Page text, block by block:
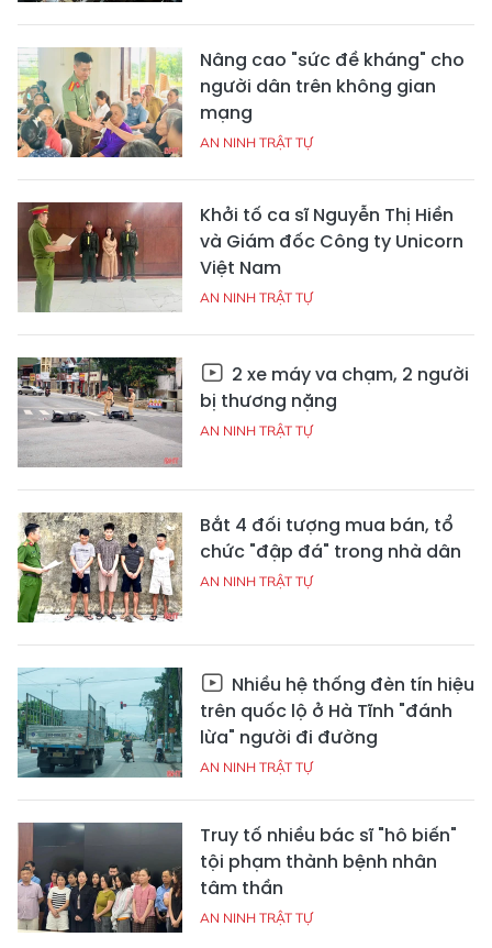
Nâng cao "sức đề kháng" cho
người dân trên không gian
mạng
AN NINH TRẬT TỰ
Khởi tố ca sĩ Nguyễn Thị Hiền
và Giám đốc Công ty Unicorn
Việt Nam
AN NINH TRẬT TỰ
2 xe máy va chạm, 2 người
bị thương nặng
AN NINH TRẬT TỰ
Bắt 4 đối tượng mua bán, tổ
chức "đập đá" trong nhà dân
AN NINH TRẬT TỰ
Nhiều hệ thống đèn tín hiệu
trên quốc lộ ở Hà Tĩnh "đánh
lừa" người đi đường
AN NINH TRẬT TỰ
Truy tố nhiều bác sĩ "hô biến"
tội phạm thành bệnh nhân
tâm thần
AN NINH TRẬT TỰ